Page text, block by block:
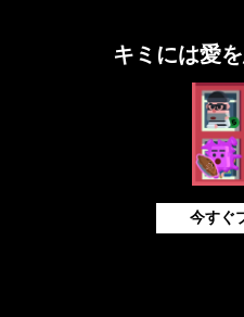
キミには愛
今すぐ